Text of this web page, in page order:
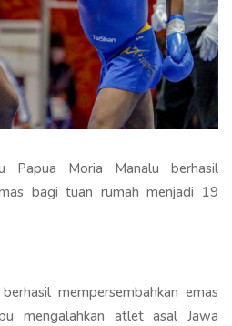
Papua Moria Manalu berhasil
bagi tuan rumah menjadi 19
mempersembahkan emas
mengalahkan atlet asal Jawa